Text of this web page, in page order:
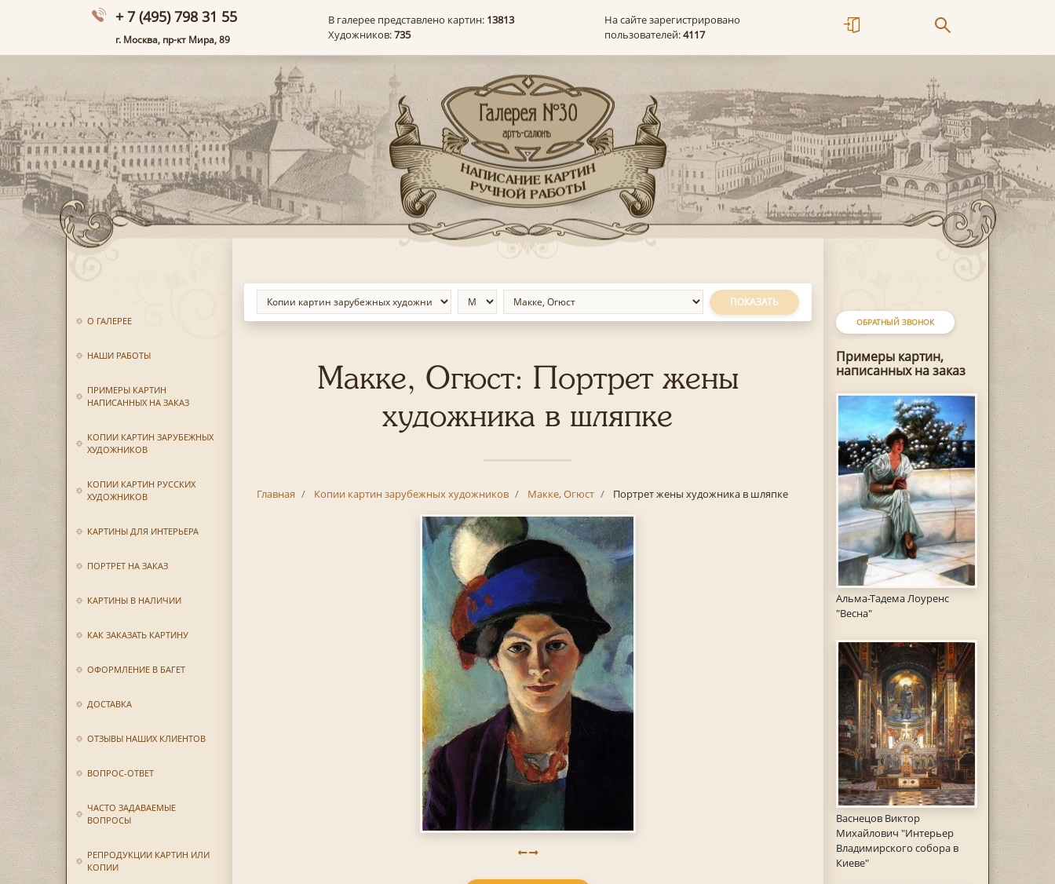
+ 7 (495) 798 31 55
г. Москва, пр-кт Мира, 89
В галерее представлено картин: 13813
Художников:735
На сайте зарегистрировано
пользователей:4117
О ГАЛЕРЕЕ
НАШИ РАБОТЫ
ПРИМЕРЫ КАРТИН
НАПИСАННЫХ НА ЗАКАЗ
КОПИИ КАРТИН ЗАРУБЕЖНЫХ
ХУДОЖНИКОВ
КОПИИ КАРТИН РУССКИХ
ХУДОЖНИКОВ
КАРТИНЫ ДЛЯ ИНТЕРЬЕРА
ПОРТРЕТ НА ЗАКАЗ
КАРТИНЫ В НАЛИЧИИ
КАК ЗАКАЗАТЬ КАРТИНУ
ОФОРМЛЕНИЕ В БАГЕТ
ДОСТАВКА
ОТЗЫВЫ НАШИХ КЛИЕНТОВ
ВОПРОС-ОТВЕТ
ЧАСТО ЗАДАВАЕМЫЕ
ВОПРОСЫ
РЕПРОДУКЦИИ КАРТИН ИЛИ
КОПИИ
ОБРАТНЫЙ ЗВОНОК
Примеры картин,
написанных на заказ
Альма-Тадема Лоуренс
"Весна"
Васнецов Виктор
Михайлович "Интерьер
Владимирского собора в
Киеве"
ПОКАЗАТЬ
Макке, Огюст: Портрет жены
художника в шляпке
Главная Копии картин зарубежных художников Макке, Огюст Портрет жены художника в шляпке